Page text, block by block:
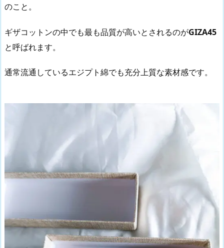
のこと。
ギザコットンの中でも最も品質が高いとされるのがGIZA45
と呼ばれます。
通常流通しているエジプト綿でも充分上質な素材感です。